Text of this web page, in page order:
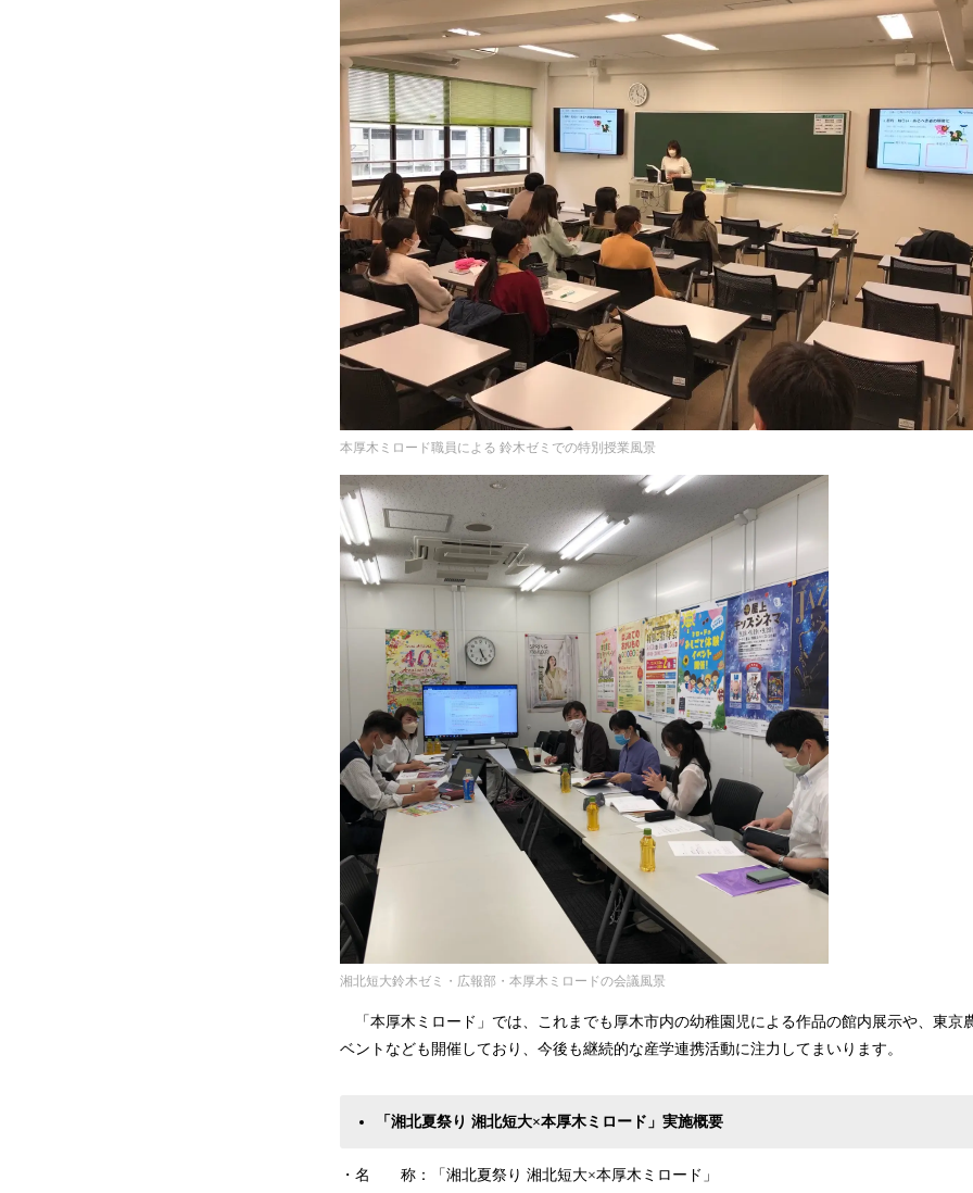
本厚木ミロード職員による 鈴木ゼミでの特別授業風景
湘北短大鈴木ゼミ・広報部・本厚木ミロードの会議風景
「本厚木ミロード」では、これまでも厚木市内の幼稚園児による作品の館内展示や、東京
ベントなども開催しており、今後も継続的な産学連携活動に注力してまいります。
「湘北夏祭り 湘北短大×本厚木ミロード」実施概要
・名 称：「湘北夏祭り 湘北短大×本厚木ミロード」